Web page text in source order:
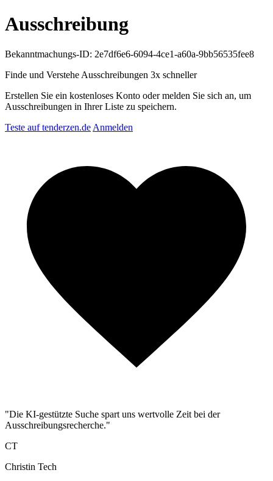
Ausschreibung
Bekanntmachungs-ID: 2e7df6e6-6094-4ce1-a60a-9bb56535fee8
Finde und Verstehe Ausschreibungen 3x schneller
Erstellen Sie ein kostenloses Konto oder melden Sie sich an, um
Ausschreibungen in Ihrer Liste zu speichern.
Teste auf tenderzen.de Anmelden
"Die KI-gestützte Suche spart uns wertvolle Zeit bei der
Ausschreibungsrecherche."
CT
Christin Tech